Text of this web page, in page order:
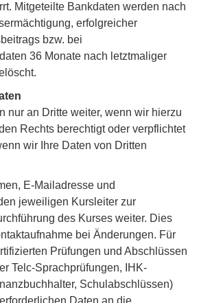
Mitgeteilte Bankdaten werden nach
erfolgreicher
bzw. bei
36 Monate nach letztmaliger
nur an Dritte weiter, wenn wir hierzu
Rechts berechtigt oder verpflichtet
wir Ihre Daten von Dritten
E-Mailadresse und
jeweiligen Kursleiter zur
des Kurses weiter. Dies
bei Änderungen. Für
Prüfungen und Abschlüssen
Telc-Sprachprüfungen, IHK-
Schulabschlüssen)
Daten an die